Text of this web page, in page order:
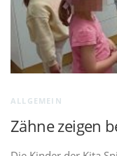
ALLGEMEIN
Zähne zeigen